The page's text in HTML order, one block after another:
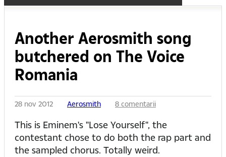
Another Aerosmith song
butchered on The Voice
Romania
28 nov 2012 Aerosmith 8 comentarii
This is Eminem's "Lose Yourself", the
contestant chose to do both the rap part and
the sampled chorus. Totally weird.